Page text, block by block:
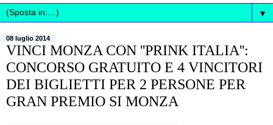
▼
08 luglio 2014
VINCI MONZA CON ''PRINK ITALIA'':
CONCORSO GRATUITO E 4 VINCITORI
DEI BIGLIETTI PER 2 PERSONE PER
GRAN PREMIO SI MONZA